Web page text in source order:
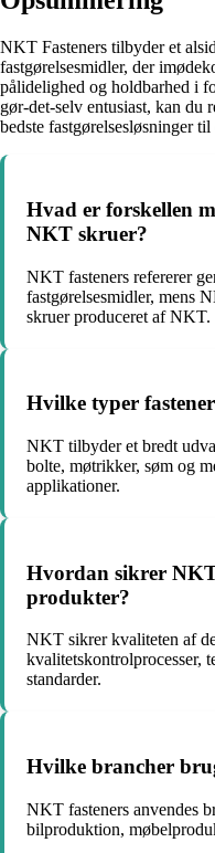
NKT Fasteners tilbyder et
fastgørelsesmidler, der
pålidelighed og holdbarhed i
gør-det-selv entusiast, kan du
bedste fastgørelsesløsninger
Hvad er forskellen
NKT skruer?
NKT fasteners refererer
fastgørelsesmidler, mens
skruer produceret af NKT.
Hvilke typer
NKT tilbyder et bredt
bolte, møtrikker, søm og
applikationer.
Hvordan sikrer
produkter?
NKT sikrer kvaliteten af
kvalitetskontrolprocesser,
standarder.
Hvilke brancher
NKT fasteners anvendes
bilproduktion,